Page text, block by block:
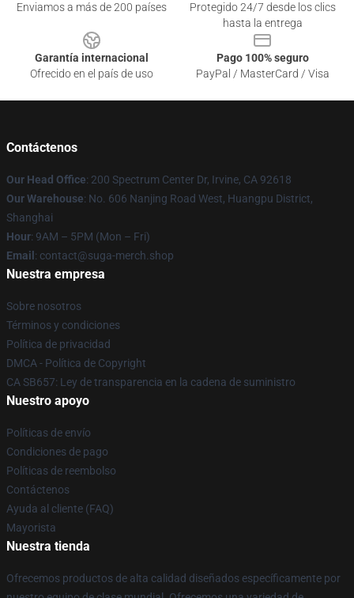
Enviamos a más de 200 países
Protegido 24/7 desde los clics
hasta la entrega
Garantía internacional
Ofrecido en el país de uso
Pago 100% seguro
PayPal / MasterCard / Visa
Contáctenos
Our Head Office: 200 Spectrum Center Dr, Irvine, CA 92618
Our Warehouse: No. 606 Nanjing Road West, Huangpu District,
Shanghai
Hour: 9AM – 5PM (Mon – Fri)
Email : contact@suga-merch.shop
Nuestra empresa
Sobre nosotros
Términos y condiciones
Política de privacidad
DMCA - Política de Copyright
CA SB657: Ley de transparencia en la cadena de suministro
Nuestro apoyo
Políticas de envío
Condiciones de pago
Políticas de reembolso
Contáctenos
Ayuda al cliente (FAQ)
Mayorista
Nuestra tienda
Ofrecemos productos de alta calidad diseñados específicamente por